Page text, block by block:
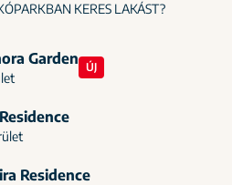
KERES LAKÁST?
Garden ÚJ
Residence